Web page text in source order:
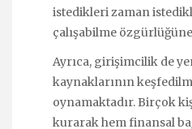
istedikleri zaman
çalışabilme
Ayrıca, girişimcilik de
kaynaklarının
oynamaktadır. Birçok
kurarak hem finansal